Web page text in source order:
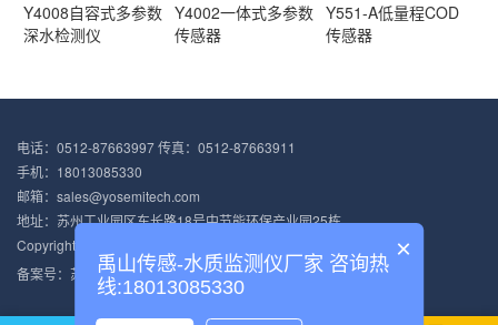
Y4008自容式多参数
深水检测仪
Y4002一体式多参数
传感器
Y551-A低量程COD
传感器
电话：0512-87663997 传真：0512-87663911
手机：18013085330
邮箱：sales@yosemitech.com
地址：苏州工业园区东长路18号中节能环保产业园25栋
Copyright © 2012-2021 苏州禹山传感科技有限公司 版权所有
备案号： 苏ICP备13047028号-4 苏公网安备 32059002003468号
×
禹山传感-水质监测仪厂家 咨询热
线:18013085330